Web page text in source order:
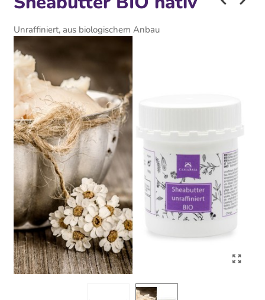
Unraffiniert, aus biologischem Anbau